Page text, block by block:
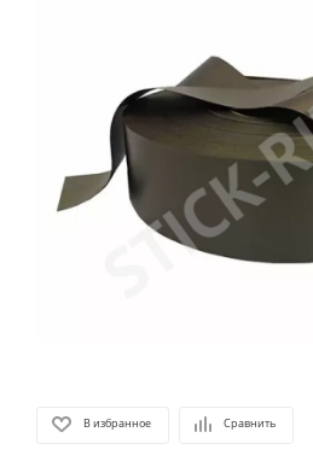
В избранное Сравнить